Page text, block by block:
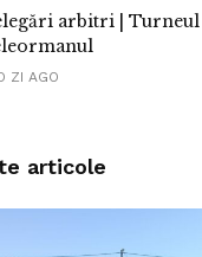
arbitri | Turneul
ZI AGO
articole